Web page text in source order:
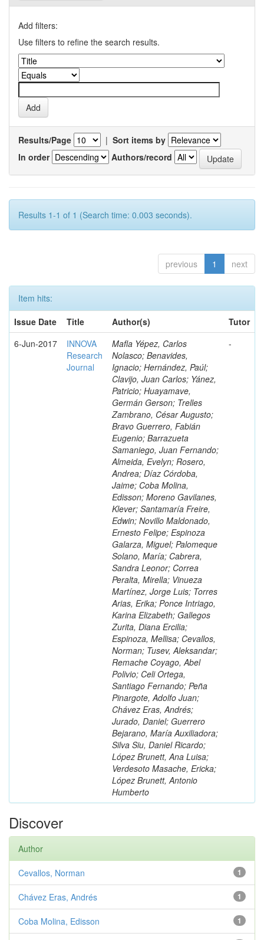
Add filters:
Use filters to refine the search results.
Results/Page | Sort items by
In order
Authors/record
Results 1-1 of 1 (Search time: 0.003 seconds).
previous 1 next
Item hits:
Issue Date
Title Author(s)
Tutor
6-Jun-2017
INNOVA
Research
Journal
Mafla Yépez, Carlos
Nolasco; Benavides,
Ignacio; Hernández, Paúl;
Clavijo, Juan Carlos; Yánez,
Patricio; Huayamave,
Germán Gerson; Trelles
Zambrano, César Augusto;
Bravo Guerrero, Fabián
Eugenio; Barrazueta
Samaniego, Juan Fernando;
Almeida, Evelyn; Rosero,
Andrea; Díaz Córdoba,
Jaime; Coba Molina,
Edisson; Moreno Gavilanes,
Klever; Santamaría Freire,
Edwin; Novillo Maldonado,
Ernesto Felipe; Espinoza
Galarza, Miguel; Palomeque
Solano, María; Cabrera,
Sandra Leonor; Correa
Peralta, Mirella; Vinueza
Martínez, Jorge Luis; Torres
Arias, Erika; Ponce Intriago,
Karina Elizabeth; Gallegos
Zurita, Diana Ercilia;
Espinoza, Mellisa; Cevallos,
Norman; Tusev, Aleksandar;
Remache Coyago, Abel
Polivio; Celi Ortega,
Santiago Fernando; Peña
Pinargote, Adolfo Juan;
Chávez Eras, Andrés;
Jurado, Daniel; Guerrero
Bejarano, María Auxiliadora;
Silva Siu, Daniel Ricardo;
López Brunett, Ana Luisa;
Verdesoto Masache, Ericka;
López Brunett, Antonio
Humberto
-
Discover
Author
1
Cevallos, Norman
1
Chávez Eras, Andrés
1
Coba Molina, Edisson